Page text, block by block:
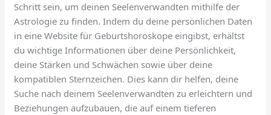
Schritt sein, um deinen Seelenverwandten mithilfe der
Astrologie zu finden. Indem du deine persönlichen Daten
in eine Website für Geburtshoroskope eingibst, erhältst
du wichtige Informationen über deine Persönlichkeit,
deine Stärken und Schwächen sowie über deine
kompatiblen Sternzeichen. Dies kann dir helfen, deine
Suche nach deinem Seelenverwandten zu erleichtern und
Beziehungen aufzubauen, die auf einem tieferen